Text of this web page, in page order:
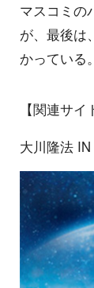
マスコミの
が、最後は
かっている。
【関連サイ
大川隆法